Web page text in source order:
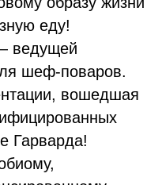
еду!
ведущей
шеф-поваров.
вошедшая
Гарварда!